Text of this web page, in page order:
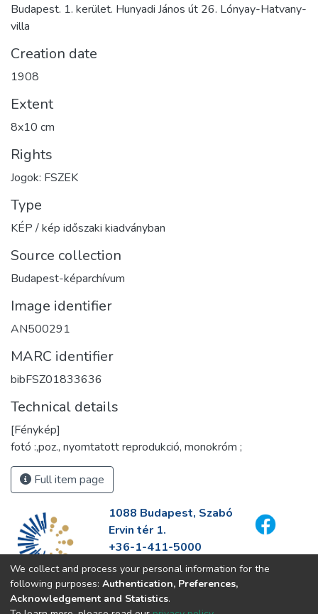
Budapest. 1. kerület. Hunyadi János út 26. Lónyay-Hatvany-
villa
Creation date
1908
Extent
8x10 cm
Rights
Jogok: FSZEK
Type
KÉP / kép időszaki kiadványban
Source collection
Budapest-képarchívum
Image identifier
AN500291
MARC identifier
bibFSZ01833636
Technical details
[Fénykép]
fotó :,poz., nyomtatott reprodukció, monokróm ;
Full item page
1088 Budapest, Szabó
Ervin tér 1.
+36-1-411-5000
info@fszek.hu
https://fszek.hu
We collect and process your personal information for the
following purposes: Authentication, Preferences,
Acknowledgement and Statistics.